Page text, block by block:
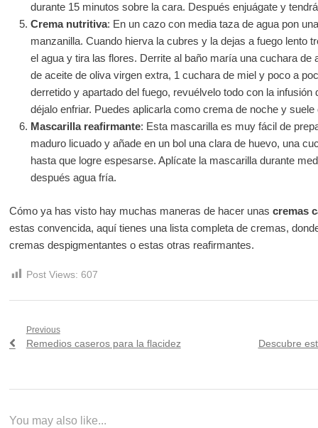
durante 15 minutos sobre la cara. Después enjuágate y
Crema nutritiva: En un cazo con media taza de agua pon
manzanilla. Cuando hierva la cubres y la dejas a fuego lento
el agua y tira las flores. Derrite al baño maría una cuchara de
de aceite de oliva virgen extra, 1 cuchara de miel y poco a
derretido y apartado del fuego, revuélvelo todo con la
déjalo enfriar. Puedes aplicarla como crema de noche y
Mascarilla reafirmante: Esta mascarilla es muy fácil de
maduro licuado y añade en un bol una clara de huevo, una
hasta que logre espesarse. Aplícate la mascarilla durante
después agua fría.
Cómo ya has visto hay muchas maneras de hacer unas cremas
estas convencida, aquí tienes una lista completa de cremas,
cremas despigmentantes o estas otras reafirmantes.
Post Views: 607
Navegación
entradas
Previous
Previous
Remedios caseros para la flacidez
Next
Descubre
You may also like...